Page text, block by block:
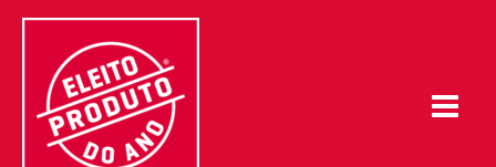
Skip
content